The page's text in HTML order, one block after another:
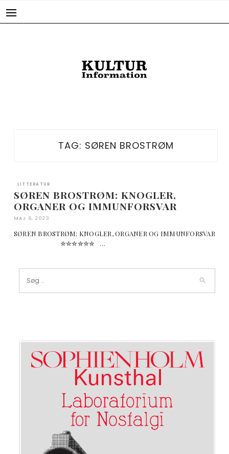
TAG: SØREN BROSTRØM
LITTERATUR
SØREN BROSTRØM: KNOGLER,
ORGANER OG IMMUNFORSVAR
MAJ 6, 2023
SØREN BROSTRØM: KNOGLER, ORGANER OG IMMUNFORSVAR
✮✮✮✮✮✮ …